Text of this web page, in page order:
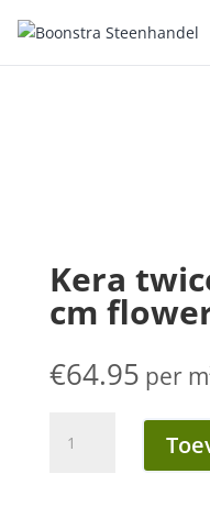
Kera
cm
€64.95 per
twice